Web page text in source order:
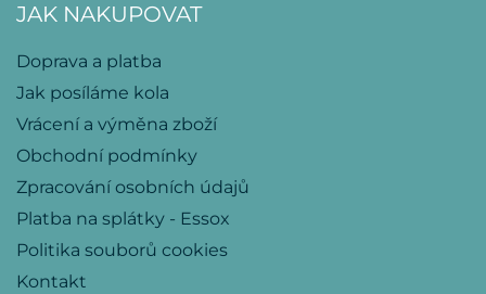
JAK NAKUPOVAT
Doprava a platba
Jak posíláme kola
Vrácení a výměna zboží
Obchodní podmínky
Zpracování osobních údajů
Platba na splátky - Essox
Politika souborů cookies
Kontakt